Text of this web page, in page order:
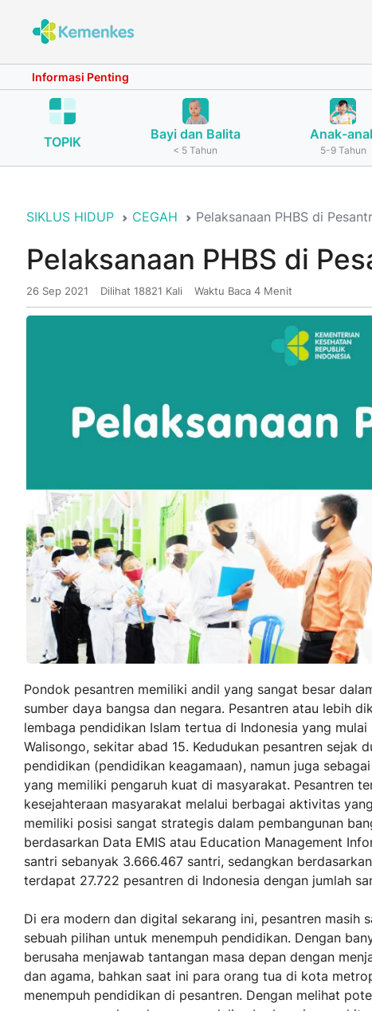
Informasi Penting
TOPIK Bayi dan Balita
< 5 Tahun
Anak-
5-9 Tahun
SIKLUS HIDUP CEGAH Pelaksanaan PHBS di
Pelaksanaan PHBS di
26 Sep 2021 Dilihat 18821 Kali Waktu Baca 4 Menit
Pondok pesantren memiliki andil yang sangat besar
sumber daya bangsa dan negara. Pesantren atau lebih
lembaga pendidikan Islam tertua di Indonesia yang
Walisongo, sekitar abad 15. Kedudukan pesantren sejak
pendidikan (pendidikan keagamaan), namun juga
yang memiliki pengaruh kuat di masyarakat. Pesantren
kesejahteraan masyarakat melalui berbagai aktivitas
memiliki posisi sangat strategis dalam pembangunan
berdasarkan Data EMIS atau Education Management
santri sebanyak 3.666.467 santri, sedangkan
terdapat 27.722 pesantren di Indonesia dengan jumlah
Di era modern dan digital sekarang ini, pesantren
sebuah pilihan untuk menempuh pendidikan. Dengan
berusaha menjawab tantangan masa depan dengan
dan agama, bahkan saat ini para orang tua di kota
menempuh pendidikan di pesantren. Dengan melihat